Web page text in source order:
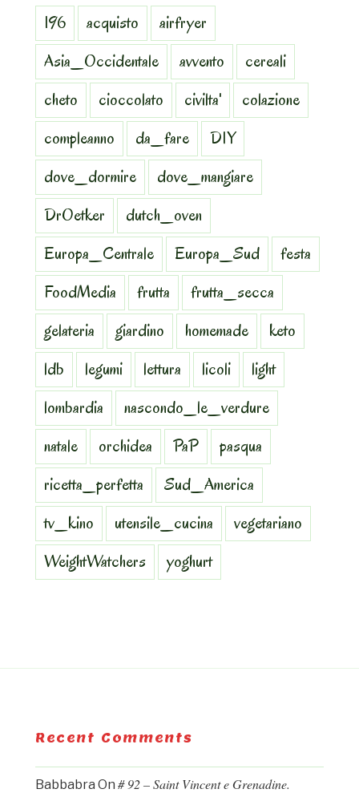
196 acquisto
airfryer
Asia_Occidentale
avvento
cereali
cheto
cioccolato civilta'
colazione
compleanno
da_fare
DIY
dove_dormire
dove_mangiare
DrOetker
dutch_oven
Europa_Centrale
Europa_Sud
festa
FoodMedia
frutta
frutta_secca
gelateria
giardino homemade
keto
ldb
legumi lettura licoli
light
lombardia
nascondo_le_verdure
natale
orchidea PaP
pasqua
ricetta_perfetta
Sud_America
tv_kino
utensile_cucina
vegetariano
WeightWatchers
yoghurt
Recent Comments
Babbabra On # 92 – Saint Vincent e Grenadine.